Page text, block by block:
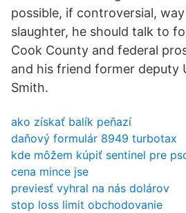
possible, if controversial,
slaughter, he should talk to
Cook County and federal
and his friend former deputy
Smith.
ako získať balík peňazí
daňový formulár 8949 turbotax
kde môžem kúpiť sentinel pre
cena mince jse
previesť vyhral na nás dolárov
stop loss limit obchodovanie